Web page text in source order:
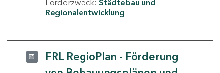
Förderzweck: Städtebau und
Regionalentwicklung
FRL RegioPlan - Förderung